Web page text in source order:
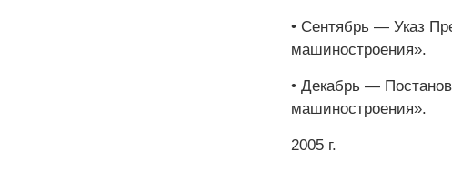
• Сентябрь — Указ
машиностроения».
• Декабрь —
машиностроения».
2005 г.